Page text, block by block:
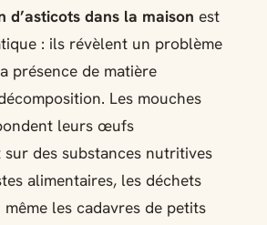
d’asticots dans la maison est
: ils révèlent un problème
présence de matière
Les mouches
leurs œufs
sur des substances nutritives
alimentaires, les déchets
les cadavres de petits